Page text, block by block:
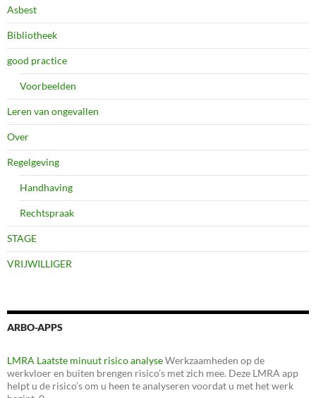
Asbest
Bibliotheek
good practice
Voorbeelden
Leren van ongevallen
Over
Regelgeving
Handhaving
Rechtspraak
STAGE
VRIJWILLIGER
ARBO-APPS
LMRA Laatste minuut risico analyseWerkzaamheden op de
werkvloer en buiten brengen risico’s met zich mee. Deze LMRA app
helpt u de risico’s om u heen te analyseren voordat u met het werk